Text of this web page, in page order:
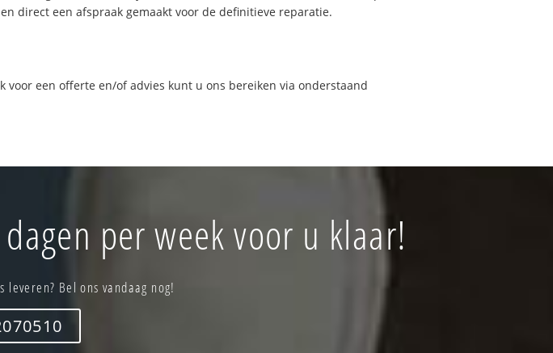
direct een afspraak gemaakt voor de definitieve reparatie.
voor een offerte en/of advies kunt u ons bereiken via onderstaand
per week voor u klaar!
Bel ons vandaag nog!